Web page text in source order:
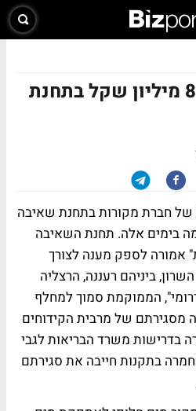
מקורות השקיעה 8 מיליון שקל בתחנת
שקל של חברת מקורות בתחנת שאיבה
בימים אלה. תחנת השאיבה
אמורה לספק מענה לצורך
ביניהם רעננה, הרצליה
הממוקמת סמוך למחלף
מסגירתם של מרבית הקידוחים
בדרישות משרד הבריאות לגבי
בתקנות חייבה את סגירתם